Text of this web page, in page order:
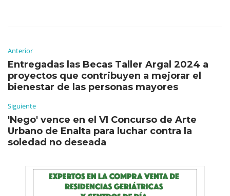
Anterior
Entregadas las Becas Taller Argal 2024 a
proyectos que contribuyen a mejorar el
bienestar de las personas mayores
Siguiente
'Nego' vence en el VI Concurso de Arte
Urbano de Enalta para luchar contra la
soledad no deseada